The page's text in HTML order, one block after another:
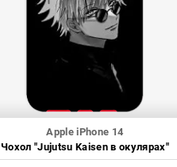
Apple iPhone 14
Чохол "Jujutsu Kaisen в окулярах"